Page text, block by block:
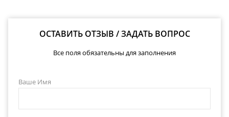
ОСТАВИТЬ ОТЗЫВ / ЗАДАТЬ ВОПРОС
Все поля обязательны для заполнения
Ваше Имя